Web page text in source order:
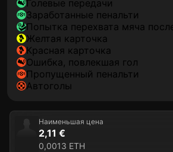
голевые передачи
заработанные пенальти
попытка перехвата мяча
желтая карточка
красная карточка
ошибка, повлекшая гол
пропущенный пенальти
автоголы
Наименьшая цена
2,11 €
0,0013 ETH